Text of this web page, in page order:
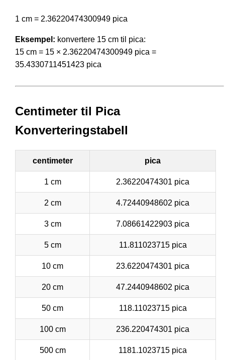
1 cm = 2.36220474300949 pica
Eksempel: konvertere 15 cm til pica:
15 cm = 15 × 2.36220474300949 pica =
35.4330711451423 pica
Centimeter til Pica
Konverteringstabell
centimeter pica
1 cm 2.36220474301 pica
2 cm 4.72440948602 pica
3 cm 7.08661422903 pica
5 cm 11.811023715 pica
10 cm 23.6220474301 pica
20 cm 47.2440948602 pica
50 cm 118.11023715 pica
100 cm 236.220474301 pica
500 cm 1181.1023715 pica